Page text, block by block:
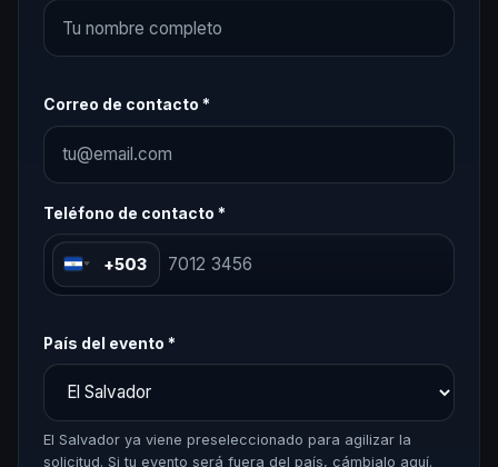
Correo de contacto *
Teléfono de contacto *
+503
País del evento *
El Salvador ya viene preseleccionado para agilizar la
solicitud. Si tu evento será fuera del país, cámbialo aquí.